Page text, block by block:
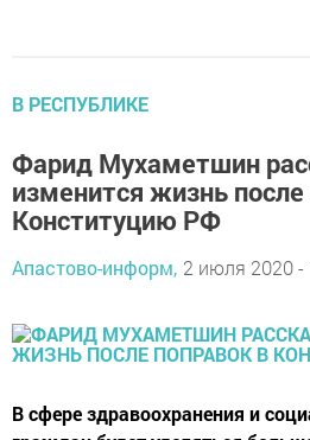
В РЕСПУБЛИКЕ
Фарид Мухаметшин
изменится жизнь после
Конституцию РФ
Апастово-информ, 2 июля 2020 -
В сфере здравоохранения и